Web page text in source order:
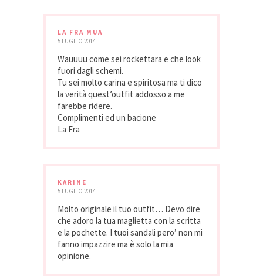
LA FRA MUA
5 LUGLIO 2014
Wauuuu come sei rockettara e che look
fuori dagli schemi.
Tu sei molto carina e spiritosa ma ti dico
la verità quest’outfit addosso a me
farebbe ridere.
Complimenti ed un bacione
La Fra
KARINE
5 LUGLIO 2014
Molto originale il tuo outfit… Devo dire
che adoro la tua maglietta con la scritta
e la pochette. I tuoi sandali pero’ non mi
fanno impazzire ma è solo la mia
opinione.